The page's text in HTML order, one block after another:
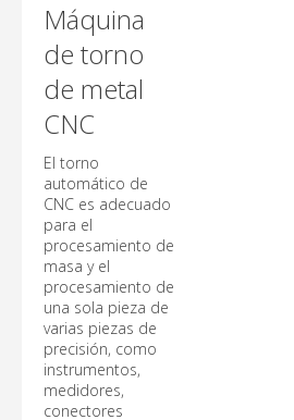
Máquina
de torno
de metal
CNC
El torno
automático de
CNC es adecuado
para el
procesamiento de
masa y el
procesamiento de
una sola pieza de
varias piezas de
precisión, como
instrumentos,
medidores,
conectores